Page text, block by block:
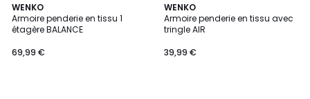
WENKO
Armoire penderie en tissu 1
étagère BALANCE
€.
69,99 €
4,8
/ 5
WENKO
Armoire penderie en tissu avec
tringle AIR
39,99 €
5
/
5